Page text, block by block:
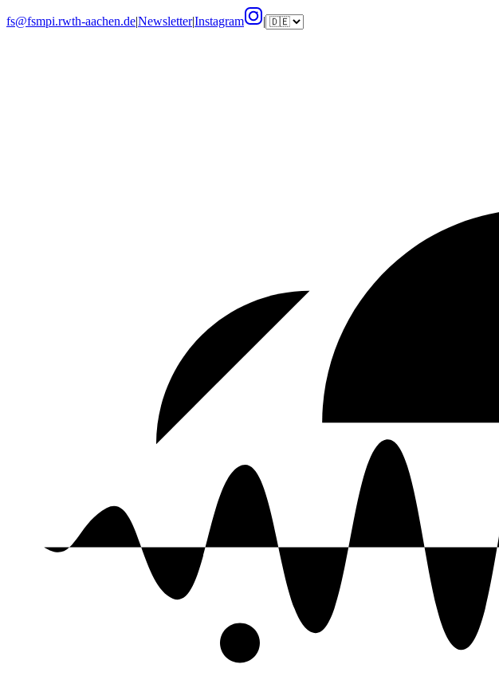
fs@fsmpi.rwth-aachen.de|Newsletter|Instagram |